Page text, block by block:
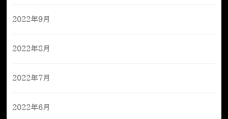
2022年9月
2022年8月
2022年7月
2022年6月